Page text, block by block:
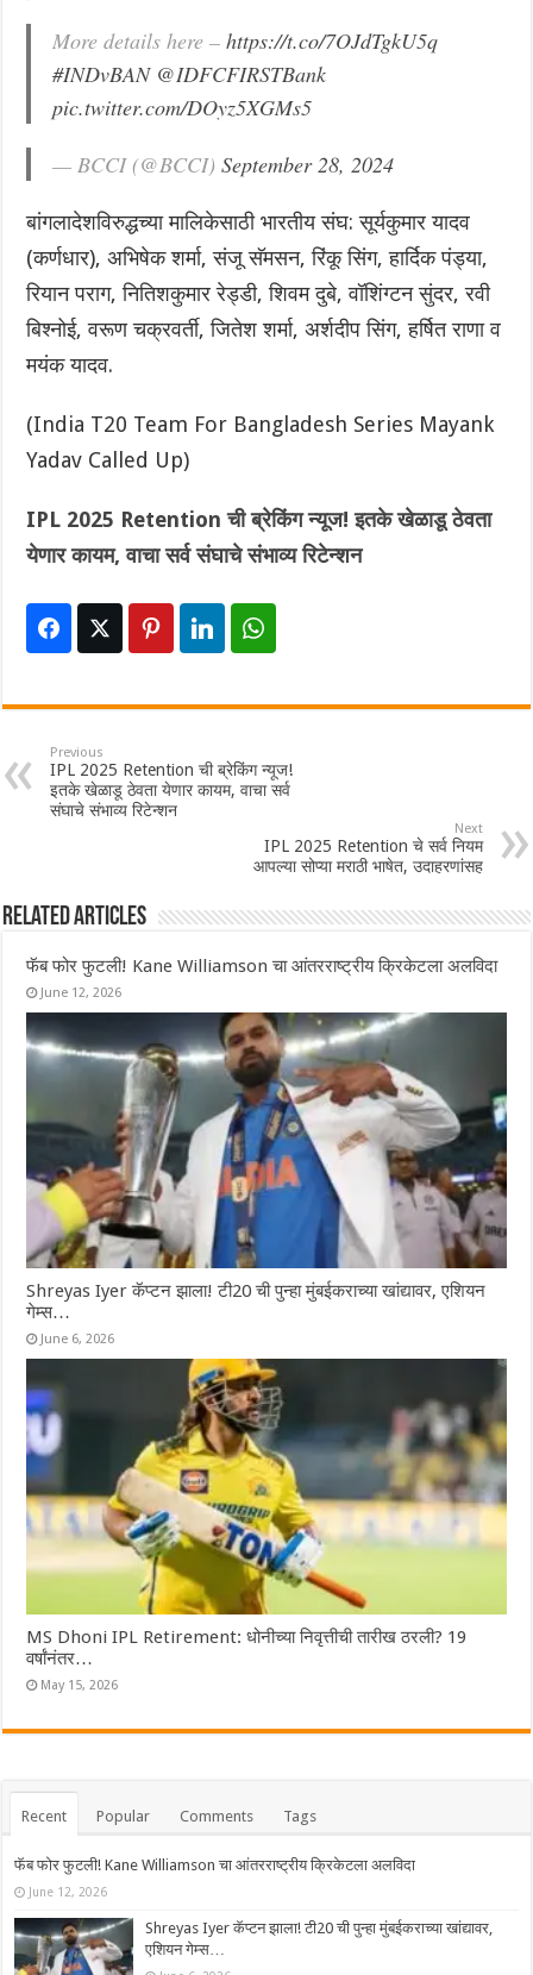
More details here –https://t.co/7OJdTgkU5q
#INDvBAN @IDFCFIRSTBank
pic.twitter.com/DOyz5XGMs5
— BCCI (@BCCI)September 28, 2024
बांगलादेशविरुद्धच्या मालिकेसाठी भारतीय संघ: सूर्यकुमार यादव
(कर्णधार), अभिषेक शर्मा, संजू सॅमसन, रिंकू सिंग, हार्दिक पंड्या,
रियान पराग, नितिशकुमार रेड्डी, शिवम दुबे, वॉशिंग्टन सुंदर, रवी
बिश्नोई, वरूण चक्रवर्ती, जितेश शर्मा, अर्शदीप सिंग, हर्षित राणा व
मयंक यादव.
(India T20 Team For Bangladesh Series Mayank
Yadav Called Up)
IPL 2025 Retention ची ब्रेकिंग न्यूज! इतके खेळाडू ठेवता
येणार कायम, वाचा सर्व संघाचे संभाव्य रिटेन्शन
Previous
IPL 2025 Retention ची ब्रेकिंग न्यूज!
इतके खेळाडू ठेवता येणार कायम, वाचा सर्व
संघाचे संभाव्य रिटेन्शन
Next
IPL 2025 Retention चे सर्व नियम
आपल्या सोप्या मराठी भाषेत, उदाहरणांसह
Related Articles
फॅब फोर फुटली! Kane Williamson चा आंतरराष्ट्रीय क्रिकेटला अलविदा
June 12, 2026
Shreyas Iyer कॅप्टन झाला! टी20 ची पुन्हा मुंबईकराच्या खांद्यावर, एशियन
गेम्स…
June 6, 2026
MS Dhoni IPL Retirement: धोनीच्या निवृत्तीची तारीख ठरली? 19
वर्षांनंतर…
May 15, 2026
Recent Popular Comments Tags
फॅब फोर फुटली! Kane Williamson चा आंतरराष्ट्रीय क्रिकेटला अलविदा
June 12, 2026
Shreyas Iyer कॅप्टन झाला! टी20 ची पुन्हा मुंबईकराच्या खांद्यावर,
एशियन गेम्स…